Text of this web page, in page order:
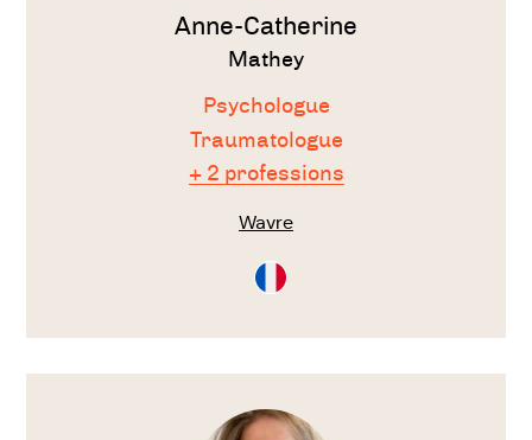
Anne-Catherine
Mathey
Psychologue
Traumatologue
+ 2 professions
Wavre
Consultation
en
Voir